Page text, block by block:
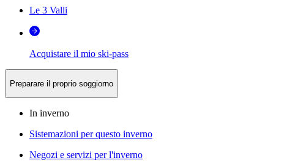
Le 3 Valli
Acquistare il mio ski-pass
Preparare il proprio soggiorno
In inverno
Sistemazioni per questo inverno
Negozi e servizi per l'inverno